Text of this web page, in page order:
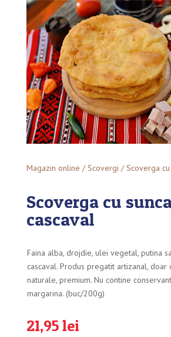
Magazin online /Scovergi / Scoverga cu
Scoverga cu
cascaval
Faina alba, drojdie, ulei vegetal, putina
cascaval. Produs pregatit artizanal,
naturale, premium. Nu contine
margarina. (buc/200g)
21,95lei